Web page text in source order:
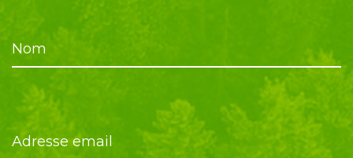
Nom
Adresse email